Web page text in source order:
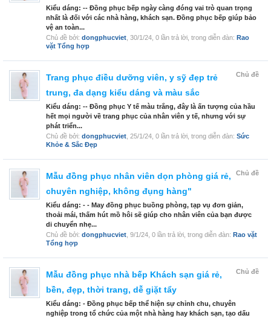
Kiểu dáng: -- Đồng phục bếp ngày càng đóng vai trò quan trọng
nhất là đối với các nhà hàng, khách sạn. Đồng phục bếp giúp bảo
vệ an toàn...
Chủ đề bởi: dongphucviet 30/1/24 , 0 lần trả lời, trong diễn đàn: Rao
vặt Tổng hợp
Chủ đề
Trang phục điều dưỡng viên, y sỹ đẹp trẻ
trung, đa dạng kiểu dáng và màu sắc
Kiểu dáng: -- Đồng phục Y tế màu trắng, đây là ấn tượng của hầu
hết mọi người về trang phục của nhân viên y tế, nhưng với sự
phát triển...
Chủ đề bởi: dongphucviet 25/1/24 , 0 lần trả lời, trong diễn đàn: Sức
Khỏe & Sắc Đẹp
Chủ đề
Mẫu đồng phục nhân viên dọn phòng giá rẻ,
chuyên nghiệp, không đụng hàng"
Kiểu dáng: - - May đồng phục buồng phòng, tạp vụ đơn giản,
thoải mái, thấm hút mồ hôi sẽ giúp cho nhân viên của bạn được
di chuyển nhẹ...
Chủ đề bởi: dongphucviet 9/1/24 , 0 lần trả lời, trong diễn đàn: Rao vặt
Tổng hợp
Chủ đề
Mẫu đồng phục nhà bếp Khách sạn giá rẻ,
bền, đẹp, thời trang, dễ giặt tẩy
Kiểu dáng: - Đồng phục bếp thể hiện sự chỉnh chu, chuyên
nghiệp trong tổ chức của một nhà hàng hay khách sạn, tạo dấu